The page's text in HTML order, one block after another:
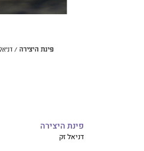
פינת היצירה
דניאל זק